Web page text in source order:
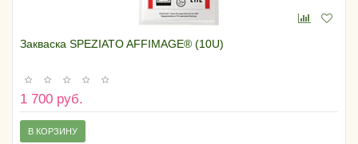
Закваска SPEZIATO AFFIMAGE® (10U)
1 700 руб.
В КОРЗИНУ